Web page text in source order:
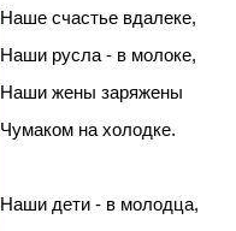
Наше счастье вдалеке,
Наши русла - в молоке,
Наши жены заряжены
Чумаком на холодке.
Наши дети - в молодца,